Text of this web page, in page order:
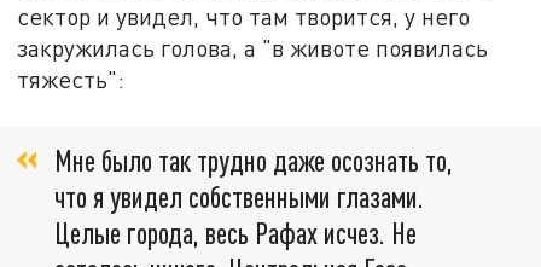
сектор и увидел, что там творится, у него
закружилась голова, а "в животе появилась
тяжесть":
Мне было так трудно даже осознать то,
что я увидел собственными глазами.
Целые города, весь Рафах исчез. Не